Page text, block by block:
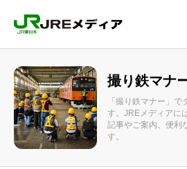
撮り鉄マナ
「撮り鉄マナー」
す。JREメディアに
記事やご案内、便利
す。